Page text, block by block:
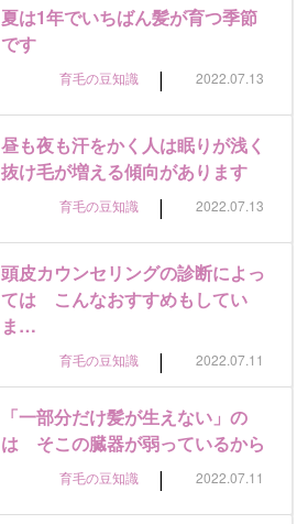
夏は1年でいちばん髪が育つ季節
です
育毛の豆知識 | 2022.07.13
昼も夜も汗をかく人は眠りが浅く
抜け毛が増える傾向があります
育毛の豆知識 | 2022.07.13
頭皮カウンセリングの診断によっ
ては こんなおすすめもしてい
ま…
育毛の豆知識 | 2022.07.11
「一部分だけ髪が生えない」の
は そこの臓器が弱っているから
育毛の豆知識 | 2022.07.11